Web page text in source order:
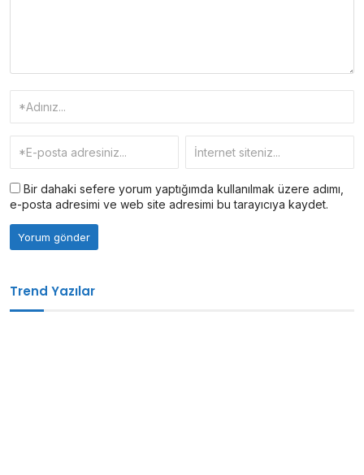
Bir dahaki sefere yorum yaptığımda kullanılmak üzere adımı,
e-posta adresimi ve web site adresimi bu tarayıcıya kaydet.
Trend Yazılar